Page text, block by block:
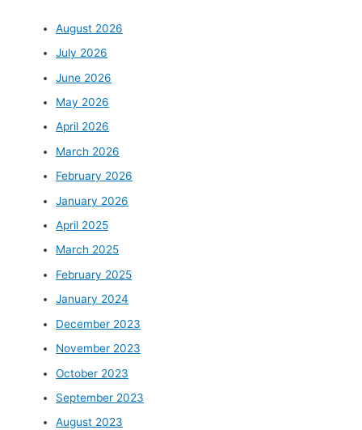
August 2026
July 2026
June 2026
May 2026
April 2026
March 2026
February 2026
January 2026
April 2025
March 2025
February 2025
January 2024
December 2023
November 2023
October 2023
September 2023
August 2023